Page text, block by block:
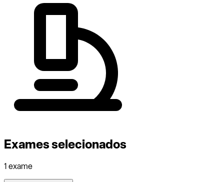
Exames selecionados
1 exame